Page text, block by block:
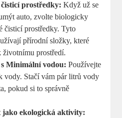
prostředky: Když už se
auto, zvolte biologicky
čisticí prostředky. Tyto
přírodní složky, které
životnímu prostředí.
Minimální vodou: Používejte
vody. Stačí vám pár litrů vody
pokud si to správně
jako ekologická aktivity: